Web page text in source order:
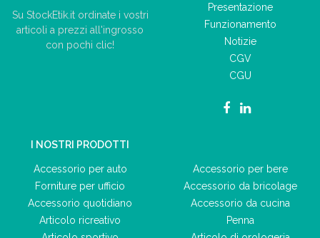
Su StockEtik.it ordinate i vostri
articoli a prezzi all'ingrosso
con pochi clic!
Presentazione
Funzionamento
Notizie
CGV
CGU
I NOSTRI PRODOTTI
Accessorio per auto
Forniture per ufficio
Accessorio quotidiano
Articolo ricreativo
Accessorio per bere
Accessorio da bricolage
Accessorio da cucina
Penna